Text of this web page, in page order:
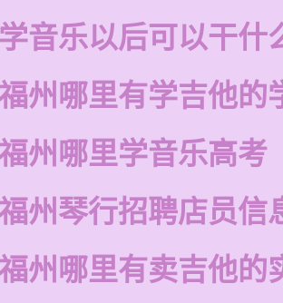
学音乐以后可以干什
州哪里有学吉他的
州哪里学音乐高考
州琴行招聘店员信
州哪里有卖吉他的